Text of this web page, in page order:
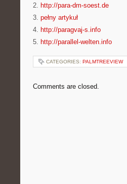
2. http://para-dm-soest.de
3. pełny artykuł
4. http://paragvaj-s.info
5. http://parallel-welten.info
CATEGORIES: PALMTREEVIEW
Comments are closed.